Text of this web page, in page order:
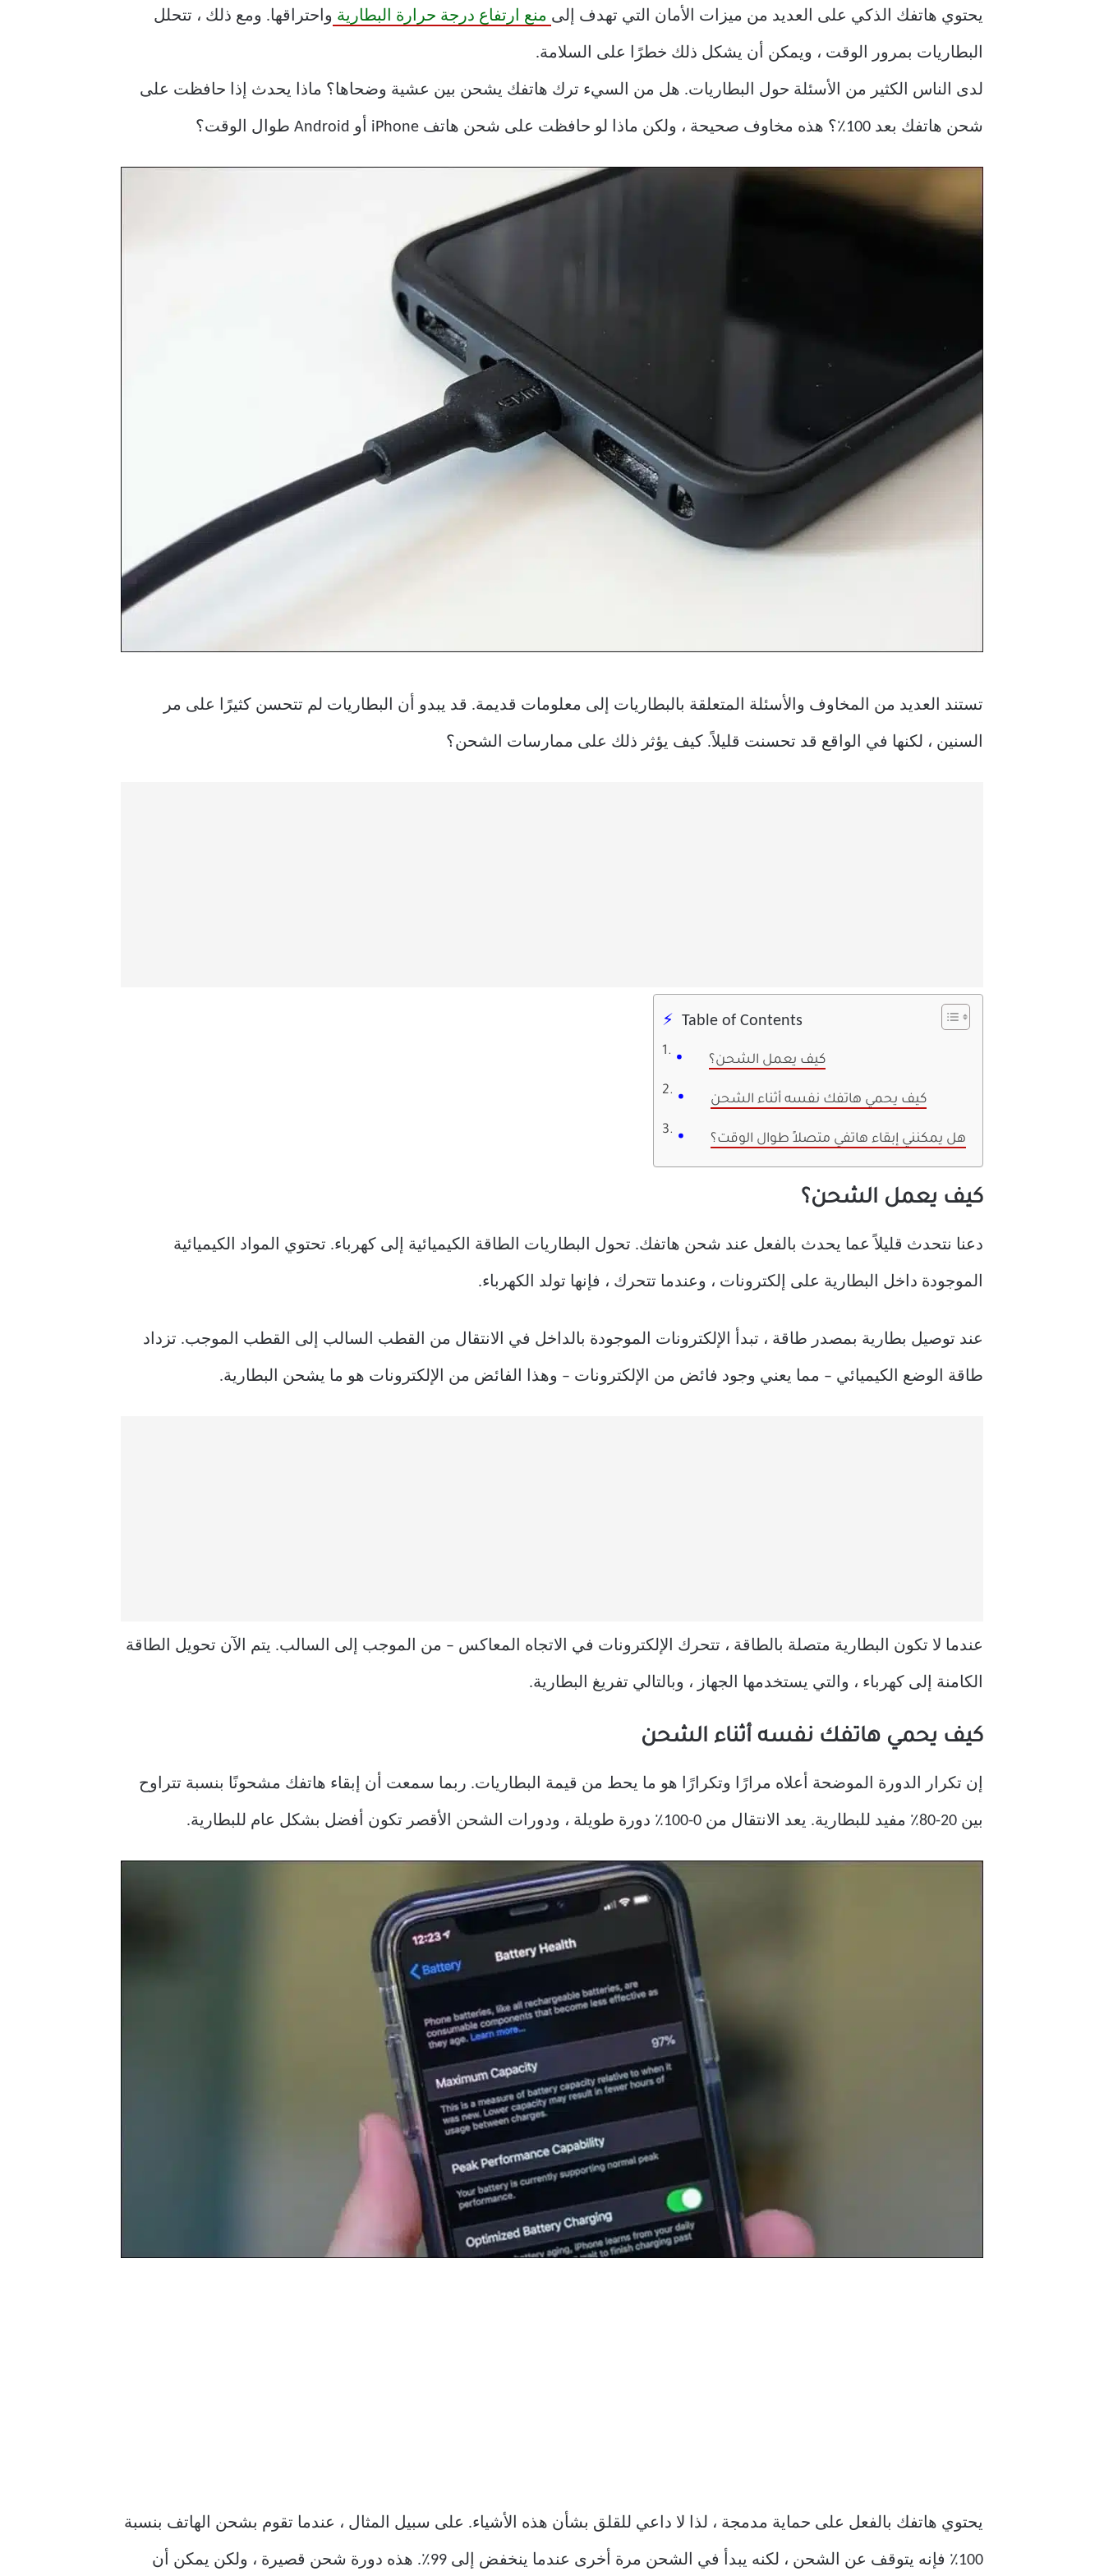
يحتوي هاتفك الذكي على العديد من ميزات الأمان التي تهدف إلى منع ارتفاع درجة حرارة البطارية واحتراقها. ومع ذلك ، تتحلل
البطاريات بمرور الوقت ، ويمكن أن يشكل ذلك خطرًا على السلامة.
لدى الناس الكثير من الأسئلة حول البطاريات. هل من السيء ترك هاتفك يشحن بين عشية وضحاها؟ ماذا يحدث إذا حافظت على
شحن هاتفك بعد 100٪؟ هذه مخاوف صحيحة ، ولكن ماذا لو حافظت على شحن هاتف iPhone أو Android طوال الوقت؟
تستند العديد من المخاوف والأسئلة المتعلقة بالبطاريات إلى معلومات قديمة. قد يبدو أن البطاريات لم تتحسن كثيرًا على مر
السنين ، لكنها في الواقع قد تحسنت قليلاً. كيف يؤثر ذلك على ممارسات الشحن؟
Table of Contents
كيف يعمل الشحن؟
كيف يحمي هاتفك نفسه أثناء الشحن
هل يمكنني إبقاء هاتفي متصلاً طوال الوقت؟
كيف يعمل الشحن؟
دعنا نتحدث قليلاً عما يحدث بالفعل عند شحن هاتفك. تحول البطاريات الطاقة الكيميائية إلى كهرباء. تحتوي المواد الكيميائية
الموجودة داخل البطارية على إلكترونات ، وعندما تتحرك ، فإنها تولد الكهرباء.
عند توصيل بطارية بمصدر طاقة ، تبدأ الإلكترونات الموجودة بالداخل في الانتقال من القطب السالب إلى القطب الموجب. تزداد
طاقة الوضع الكيميائي – مما يعني وجود فائض من الإلكترونات – وهذا الفائض من الإلكترونات هو ما يشحن البطارية.
عندما لا تكون البطارية متصلة بالطاقة ، تتحرك الإلكترونات في الاتجاه المعاكس – من الموجب إلى السالب. يتم الآن تحويل الطاقة
الكامنة إلى كهرباء ، والتي يستخدمها الجهاز ، وبالتالي تفريغ البطارية.
كيف يحمي هاتفك نفسه أثناء الشحن
إن تكرار الدورة الموضحة أعلاه مرارًا وتكرارًا هو ما يحط من قيمة البطاريات. ربما سمعت أن إبقاء هاتفك مشحونًا بنسبة تتراوح
بين 20-80٪ مفيد للبطارية. يعد الانتقال من 0-100٪ دورة طويلة ، ودورات الشحن الأقصر تكون أفضل بشكل عام للبطارية.
يحتوي هاتفك بالفعل على حماية مدمجة ، لذا لا داعي للقلق بشأن هذه الأشياء. على سبيل المثال ، عندما تقوم بشحن الهاتف بنسبة
100٪ فإنه يتوقف عن الشحن ، لكنه يبدأ في الشحن مرة أخرى عندما ينخفض إلى 99٪. هذه دورة شحن قصيرة ، ولكن يمكن أن